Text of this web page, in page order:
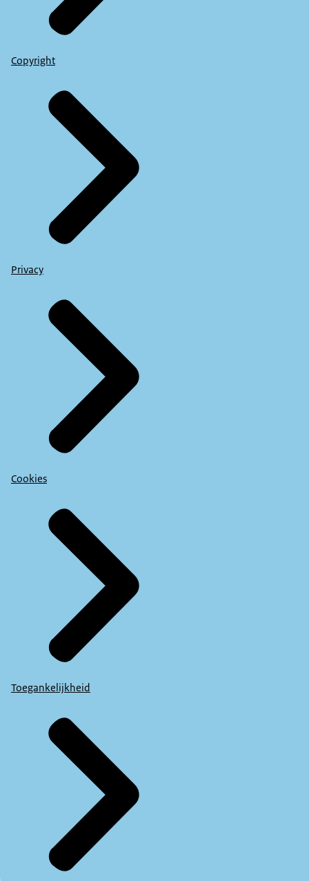
Copyright
Privacy
Cookies
Toegankelijkheid